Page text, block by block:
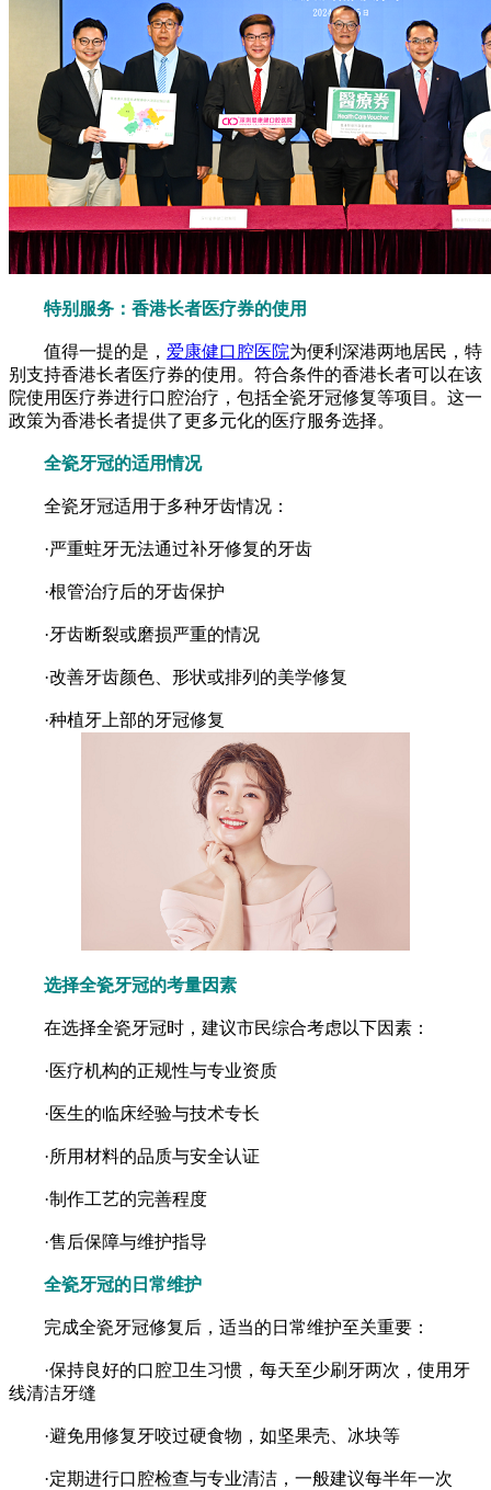
特别服务：香港长者医疗券的使用
值得一提的是， 爱康健口腔医院为便利深港两地居民，特
别支持香港长者医疗券的使用。符合条件的香港长者可以在该
院使用医疗券进行口腔治疗，包括全瓷牙冠修复等项目。这一
政策为香港长者提供了更多元化的医疗服务选择。
全瓷牙冠的适用情况
全瓷牙冠适用于多种牙齿情况：
·严重蛀牙无法通过补牙修复的牙齿
·根管治疗后的牙齿保护
·牙齿断裂或磨损严重的情况
·改善牙齿颜色、形状或排列的美学修复
·种植牙上部的牙冠修复
选择全瓷牙冠的考量因素
在选择全瓷牙冠时，建议市民综合考虑以下因素：
·医疗机构的正规性与专业资质
·医生的临床经验与技术专长
·所用材料的品质与安全认证
·制作工艺的完善程度
·售后保障与维护指导
全瓷牙冠的日常维护
完成全瓷牙冠修复后，适当的日常维护至关重要：
·保持良好的口腔卫生习惯，每天至少刷牙两次，使用牙
线清洁牙缝
·避免用修复牙咬过硬食物，如坚果壳、冰块等
·定期进行口腔检查与专业清洁，一般建议每半年一次